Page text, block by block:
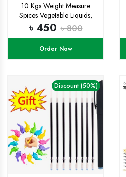
10 Kgs Weight Measure
Spices Vegetable Liquids,
Digital Kitchen Scale -
Weight Machine Digital-
weight machine digital metre
৳ 450 ৳ 800
Order Now
Discount (50%)